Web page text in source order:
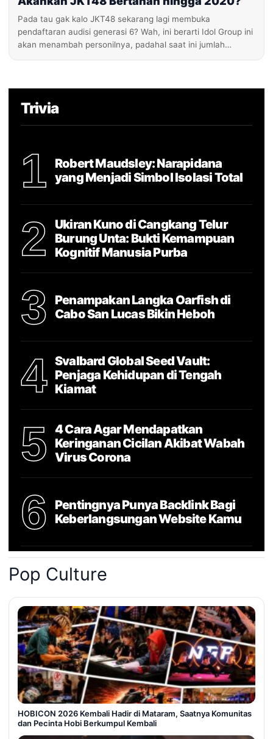
Pada tau gak kalo JKT48 sekarang lagi membuka
pendaftaran audisi generasi 6? Wah, ini berarti Idol Group ini
akan menambah personilnya, padahal saat ini jumlah…
Trivia
1
Robert Maudsley: Narapidana
yang Menjadi Simbol Isolasi Total
2
Ukiran Kuno di Cangkang Telur
Burung Unta: Bukti Kemampuan
Kognitif Manusia Purba
3
Penampakan Langka Oarfish di
Cabo San Lucas Bikin Heboh
4
Svalbard Global Seed Vault:
Penjaga Kehidupan di Tengah
Kiamat
5
4 Cara Agar Mendapatkan
Keringanan Cicilan Akibat Wabah
Virus Corona
6
Pentingnya Punya Backlink Bagi
Keberlangsungan Website Kamu
Pop Culture
HOBICON 2026 Kembali Hadir di Mataram, Saatnya Komunitas
dan Pecinta Hobi Berkumpul Kembali